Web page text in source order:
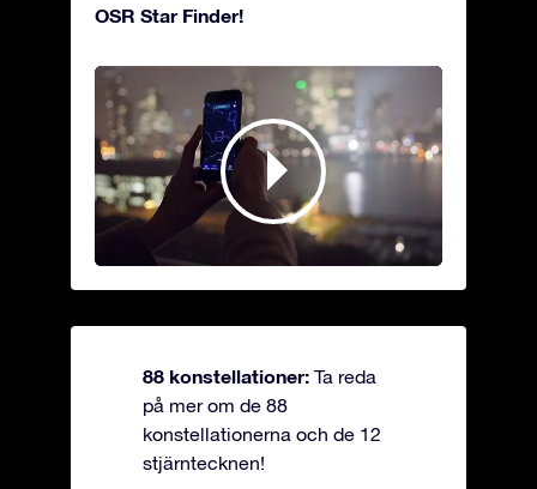
OSR Star Finder!
88 konstellationer: Ta reda
på mer om de 88
konstellationerna och de 12
stjärntecknen!